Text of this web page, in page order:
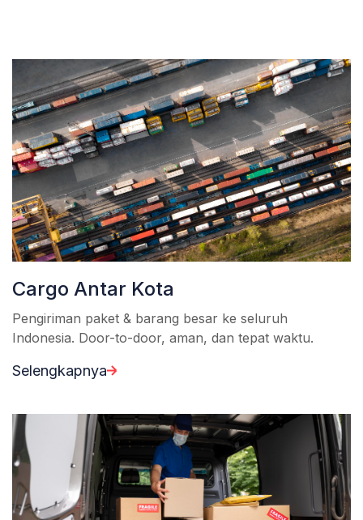
Cargo Antar Kota
Pengiriman paket & barang besar ke seluruh
Indonesia. Door-to-door, aman, dan tepat waktu.
Selengkapnya